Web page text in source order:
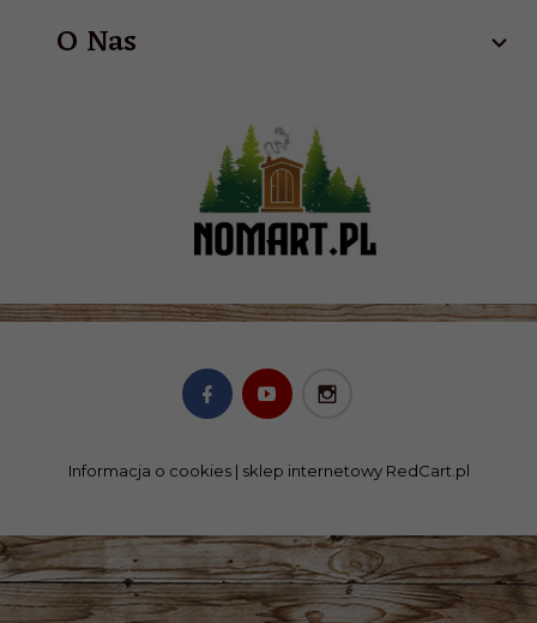
O Nas
Informacja o cookies| sklep internetowyRedCart.pl